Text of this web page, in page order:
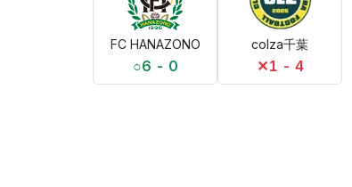
FC HANAZONO
○6 - 0
colza千葉
✕1 - 4